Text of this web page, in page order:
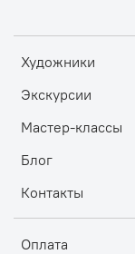
Художники
Экскурсии
Мастер-классы
Блог
Контакты
Оплата